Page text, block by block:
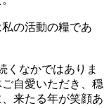
の活動の糧であ
くなかではありま
自愛いただき、穏
来たる年が笑顔あ